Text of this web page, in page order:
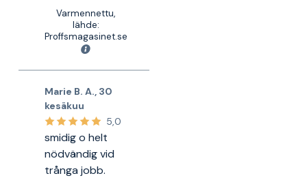
Varmennettu,
lähde:
Proffsmagasinet.se
Marie B. A., 30
kesäkuu
5,0
smidig o helt
nödvändig vid
trånga jobb.